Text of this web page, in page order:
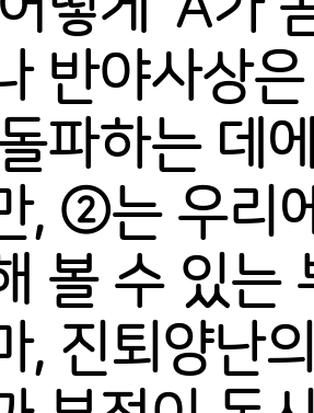
반야사상
파하는 데
, ②는 우리
볼 수 있는
, 진퇴양난